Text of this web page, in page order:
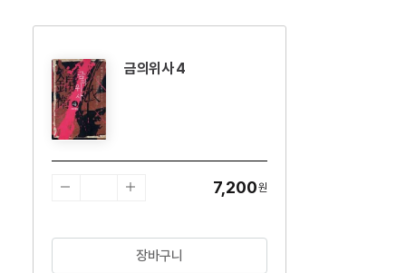
금의위사 4
7,200원
장바구니